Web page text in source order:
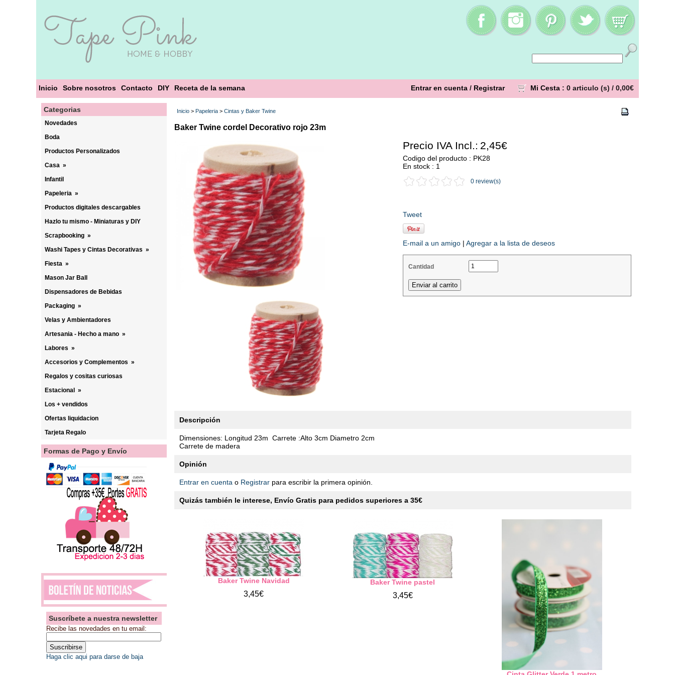
Inicio Sobre nosotros Contacto DIY Receta de la semana Entrar en cuenta / Registrar Mi Cesta : 0 articulo (s) / 0,00€
Categorias
Novedades
Boda
Productos Personalizados
Casa »
Infantil
Papeleria »
Productos digitales descargables
Hazlo tu mismo - Miniaturas y DIY
Scrapbooking »
Washi Tapes y Cintas Decorativas »
Fiesta »
Mason Jar Ball
Dispensadores de Bebidas
Packaging »
Velas y Ambientadores
Artesania - Hecho a mano »
Labores »
Accesorios y Complementos »
Regalos y cositas curiosas
Estacional
»
Los + vendidos
Ofertas liquidacion
Tarjeta Regalo
Formas de Pago y Envío
Suscríbete a nuestra newsletter
Recibe las novedades en tu email:
Haga clic aqui para darse de baja
Inicio > Papeleria > Cintas y Baker Twine
Baker Twine cordel Decorativo rojo 23m
Precio IVA Incl.: 2,45€
Codigo del producto : PK28
En stock : 1
0 review(s)
Tweet
E-mail a un amigo | Agregar a la lista de deseos
Cantidad
Descripción
Dimensiones: Longitud 23m Carrete :Alto 3cm Diametro 2cm
Carrete de madera
Opinión
Entrar en cuenta o Registrar para escribir la primera opinión.
Quizás también le interese, Envío Gratis para pedidos superiores a 35€
Baker Twine Navidad
3,45€
Baker Twine pastel
3,45€